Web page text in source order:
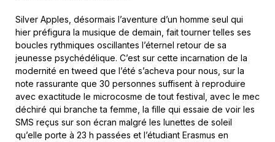
Silver Apples, désormais l’aventure d’un homme seul qui
hier préfigura la musique de demain, fait tourner telles ses
boucles rythmiques oscillantes l’éternel retour de sa
jeunesse psychédélique. C’est sur cette incarnation de la
modernité en tweed que l’été s’acheva pour nous, sur la
note rassurante que 30 personnes suffisent à reproduire
avec exactitude le microcosme de tout festival, avec le mec
déchiré qui branche ta femme, la fille qui essaie de voir les
SMS reçus sur son écran malgré les lunettes de soleil
qu’elle porte à 23 h passées et l’étudiant Erasmus en